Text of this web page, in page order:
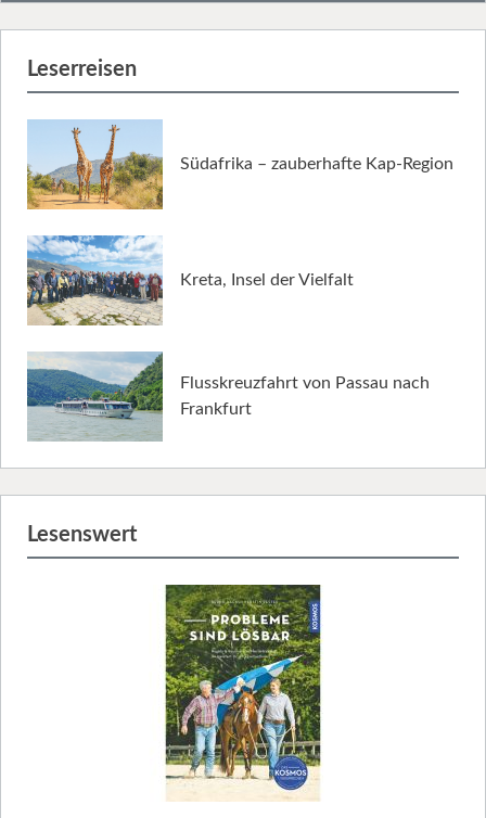
Leserreisen
Südafrika – zauberhafte Kap-Region
Kreta, Insel der Vielfalt
Flusskreuzfahrt von Passau nach
Frankfurt
Lesenswert